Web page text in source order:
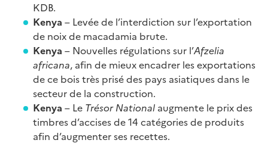
KDB.
Kenya – Levée de l’interdiction sur l’exportation
de noix de macadamia brute.
Kenya – Nouvelles régulations sur l’Afzelia
africana, afin de mieux encadrer les exportations
de ce bois très prisé des pays asiatiques dans le
secteur de la construction.
Kenya – Le Trésor National augmente le prix des
timbres d’accises de 14 catégories de produits
afin d’augmenter ses recettes.